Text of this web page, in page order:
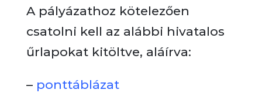
A pályázathoz kötelezően
csatolni kell az alábbi hivatalos
űrlapokat kitöltve, aláírva:
– ponttáblázat